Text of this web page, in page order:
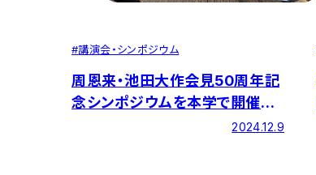
#講演会・シンポジウム
周恩来・池田大作会見50周年記
念シンポジウムを本学で開催し
2024.12.9